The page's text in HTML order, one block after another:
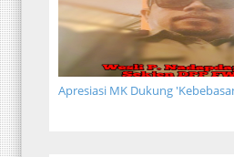
Apresiasi MK Dukung